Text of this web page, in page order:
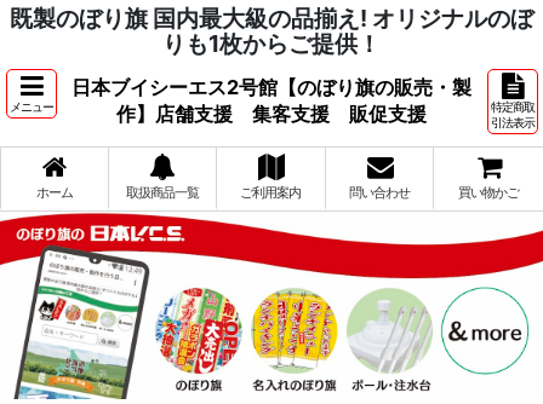
既製のぼり旗 国内最大級の品揃え! オリジナルのぼ
りも1枚からご提供！
メニュー
日本ブイシーエス2号館【のぼり旗の販売・製
作】店舗支援 集客支援 販促支援
特定商取
引法表示
ホーム 取扱商品一覧 ご利用案内 問い合わせ 買い物かご